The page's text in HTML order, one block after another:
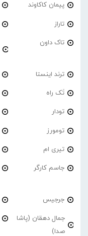
پیمان کاکاوند
تاراز
تاک داون
ترند اینستا
تَک راه
تودار
تومورز
تیری ام
جاسم کارگر
جرجیس
جمال دهقان (پاشا
صدا)